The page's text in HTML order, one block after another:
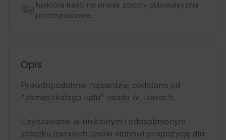
Niektóre treści na stronie zostały automatycznie
przetłumaczone.
Opis
Prawdopodobnie najbardziej oddalona od
"zamieszkałego lądu" osada w  Izerach.
Usytuowanie w unikalnym i odosobnionym
zakątku izerskich lasów stanowi propozycję dla